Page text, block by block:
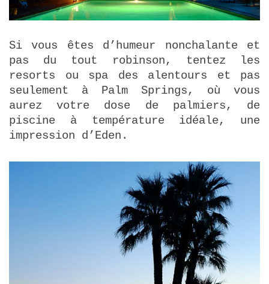
Si vous êtes d’humeur nonchalante et
pas du tout robinson, tentez les
resorts ou spa des alentours et pas
seulement à Palm Springs, où vous
aurez votre dose de palmiers, de
piscine à température idéale, une
impression d’Eden.